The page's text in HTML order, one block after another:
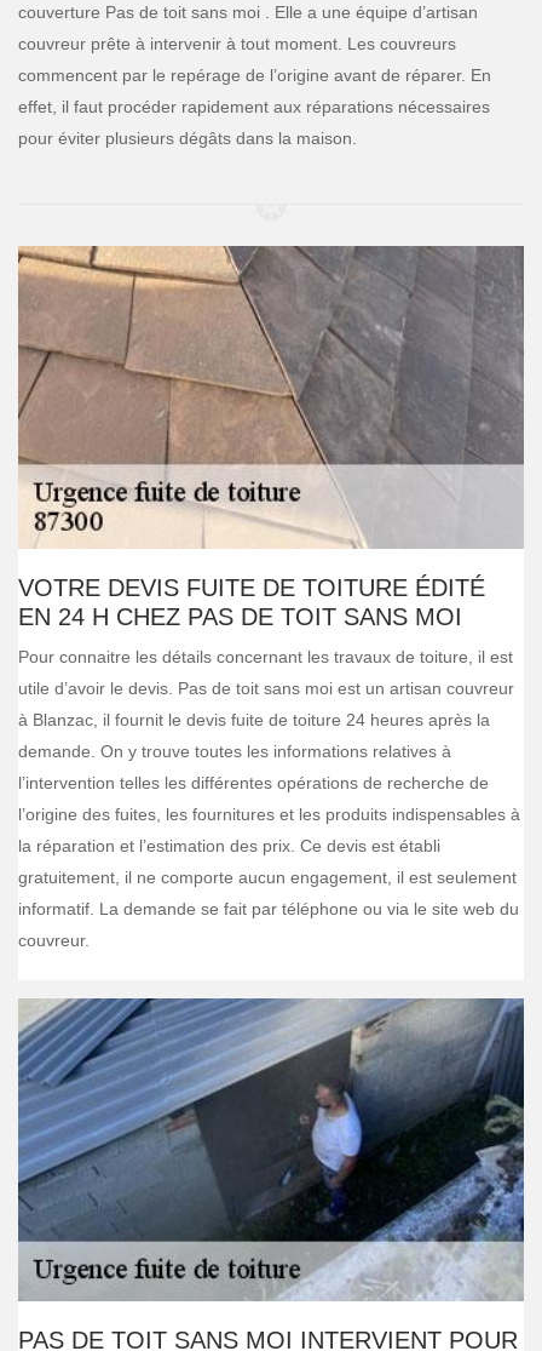
couverture Pas de toit sans moi . Elle a une équipe d’artisan
couvreur prête à intervenir à tout moment. Les couvreurs
commencent par le repérage de l’origine avant de réparer. En
effet, il faut procéder rapidement aux réparations nécessaires
pour éviter plusieurs dégâts dans la maison.
VOTRE DEVIS FUITE DE TOITURE ÉDITÉ
EN 24 H CHEZ PAS DE TOIT SANS MOI
Pour connaitre les détails concernant les travaux de toiture, il est
utile d’avoir le devis. Pas de toit sans moi est un artisan couvreur
à Blanzac, il fournit le devis fuite de toiture 24 heures après la
demande. On y trouve toutes les informations relatives à
l’intervention telles les différentes opérations de recherche de
l’origine des fuites, les fournitures et les produits indispensables à
la réparation et l’estimation des prix. Ce devis est établi
gratuitement, il ne comporte aucun engagement, il est seulement
informatif. La demande se fait par téléphone ou via le site web du
couvreur.
PAS DE TOIT SANS MOI INTERVIENT POUR